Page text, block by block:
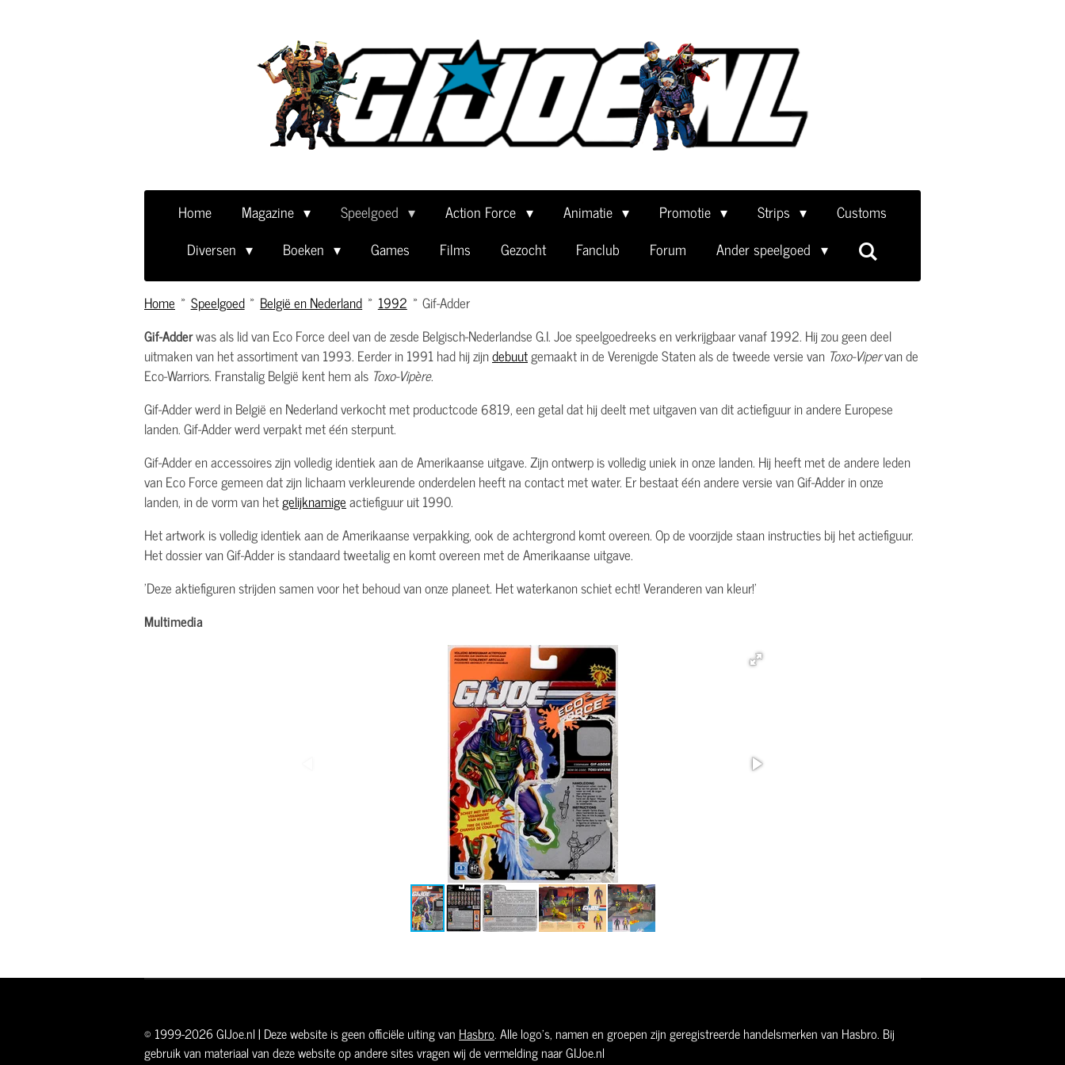
Home Magazine Speelgoed Action Force Animatie Promotie Strips
Customs
Diversen
Boeken Games Films Gezocht Fanclub Forum Ander speelgoed
Home » Speelgoed » België en Nederland » 1992 » Gif-Adder
Gif-Adderwas als lid van Eco Force deel van de zesde Belgisch-Nederlandse G.I. Joe speelgoedreeks en verkrijgbaar vanaf 1992. Hij zou geen deel
uitmaken van het assortiment van 1993. Eerder in 1991 had hij zijndebuutgemaakt in de Verenigde Staten als de tweede versie van Toxo-Vipervan de
Eco-Warriors. Franstalig België kent hem als Toxo-Vipère.
Gif-Adder werd in België en Nederland verkocht met productcode 6819, een getal dat hij deelt met uitgaven van dit actiefiguur in andere Europese
landen. Gif-Adder werd verpakt met één sterpunt.
Gif-Adder en accessoires zijn volledig identiek aan de Amerikaanse uitgave. Zijn ontwerp is volledig uniek in onze landen. Hij heeft met de andere leden
van Eco Force gemeen dat zijn lichaam verkleurende onderdelen heeft na contact met water. Er bestaat één andere versie van Gif-Adder in onze
landen, in de vorm van hetgelijknamigeactiefiguur uit 1990.
Het artwork is volledig identiek aan de Amerikaanse verpakking, ook de achtergrond komt overeen. Op de voorzijde staan instructies bij het actiefiguur.
Het dossier van Gif-Adder is standaard tweetalig en komt overeen met de Amerikaanse uitgave.
'Deze aktiefiguren strijden samen voor het behoud van onze planeet. Het waterkanon schiet echt! Veranderen van kleur!'
Multimedia
© 1999-2026 GIJoe.nl | Deze website is geen officiële uiting van Hasbro. Alle logo's, namen en groepen zijn geregistreerde handelsmerken van Hasbro. Bij
gebruik van materiaal van deze website op andere sites vragen wij de vermelding naar GIJoe.nl